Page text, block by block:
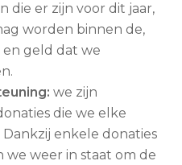
die er zijn voor dit jaar,
worden binnen de,
geld dat we
we zijn
die we elke
enkele donaties
we weer in staat om de